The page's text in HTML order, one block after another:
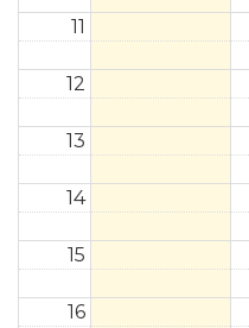
11
12
13
14
15
16